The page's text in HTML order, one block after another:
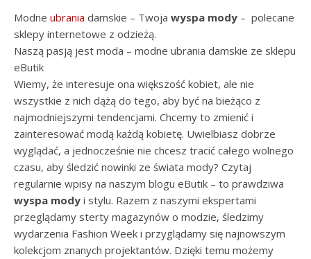
Modne ubrania damskie – Twoja wyspa mody – polecane
sklepy internetowe z odzieżą.
Naszą pasją jest moda – modne ubrania damskie ze sklepu
eButik
Wiemy, że interesuje ona większość kobiet, ale nie
wszystkie z nich dążą do tego, aby być na bieżąco z
najmodniejszymi tendencjami. Chcemy to zmienić i
zainteresować modą każdą kobietę. Uwielbiasz dobrze
wyglądać, a jednocześnie nie chcesz tracić całego wolnego
czasu, aby śledzić nowinki ze świata mody? Czytaj
regularnie wpisy na naszym blogu eButik – to prawdziwa
wyspa mody i stylu. Razem z naszymi ekspertami
przeglądamy sterty magazynów o modzie, śledzimy
wydarzenia Fashion Week i przyglądamy się najnowszym
kolekcjom znanych projektantów. Dzięki temu możemy